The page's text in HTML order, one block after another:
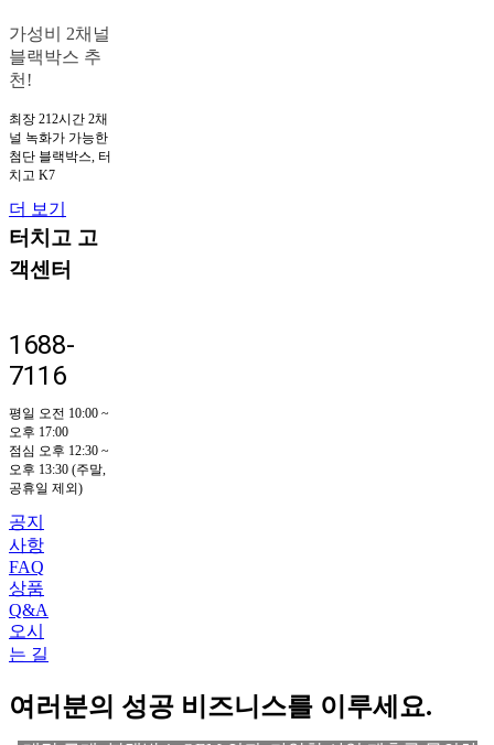
가성비 2채널
블랙박스 추
천!
최장 212시간 2채
널 녹화가 가능한
첨단 블랙박스, 터
치고 K7
더 보기
터치고 고
객센터
1688-
7116
평일 오전 10:00 ~
오후 17:00
점심 오후 12:30 ~
오후 13:30 (주말,
공휴일 제외)
공지
사항
FAQ
상품
Q&A
오시
는 길
여러분의 성공 비즈니스를 이루세요.